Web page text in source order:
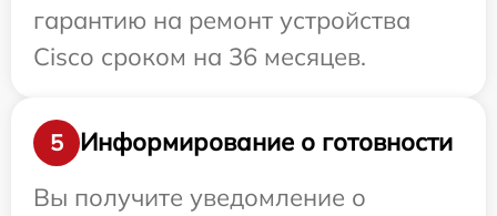
гарантию на ремонт устройства
Cisco сроком на 36 месяцев.
5
Информирование о готовности
Вы получите уведомление о